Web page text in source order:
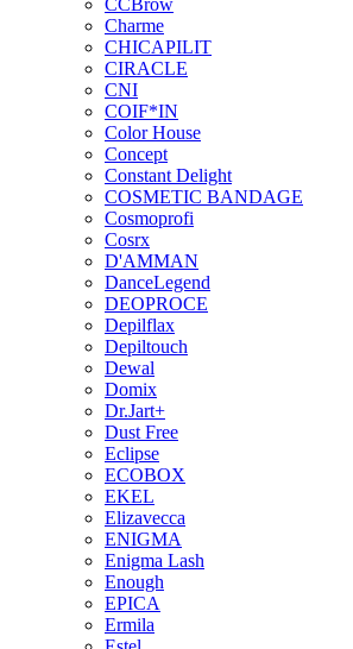
CCBrow
Charme
CHICAPILIT
CIRACLE
CNI
COIF*IN
Color House
Concept
Constant Delight
COSMETIC BANDAGE
Cosmoprofi
Cosrx
D'AMMAN
DanceLegend
DEOPROCE
Depilflax
Depiltouch
Dewal
Domix
Dr.Jart+
Dust Free
Eclipse
ECOBOX
EKEL
Elizavecca
ENIGMA
Enigma Lash
Enough
EPICA
Ermila